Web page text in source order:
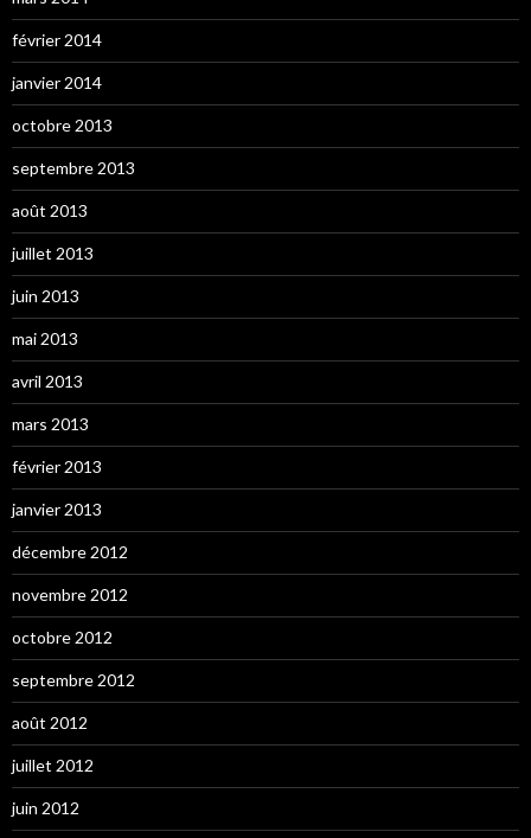
février 2014
janvier 2014
octobre 2013
septembre 2013
août 2013
juillet 2013
juin 2013
mai 2013
avril 2013
mars 2013
février 2013
janvier 2013
décembre 2012
novembre 2012
octobre 2012
septembre 2012
août 2012
juillet 2012
juin 2012